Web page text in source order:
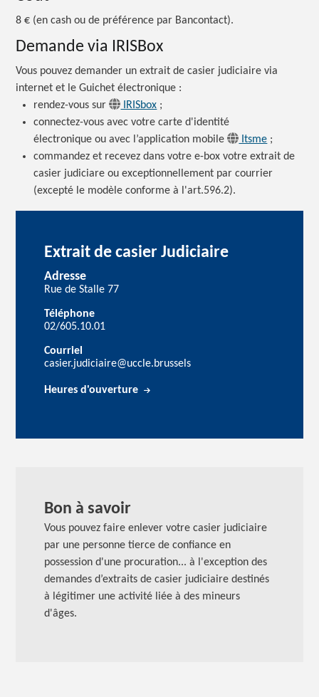
8 € (en cash ou de préférence par Bancontact).
Demande via IRISBox
Vous pouvez demander un extrait de casier judiciaire via
internet et le Guichetélectronique :
rendez-vous sur
IRISbox ;
connectez-vous avec votre carte d'identité
électronique ou avec l’application mobile
Itsme ;
commandez et recevez dans votre e-box votre extrait de
casier judiciare ou exceptionnellement par courrier
(excepté le modèle conforme à l'art.596.2).
Extrait de casier Judiciaire
Adresse
Rue de Stalle 77
Téléphone
02/605.10.01
Courriel
casier.judiciaire@uccle.brussels
Heures d'ouverture
Bon à savoir
Vous pouvez faire enlever votre casier judiciaire
par une personne tierce de confiance en
possession d'une procuration... à l'exception des
demandes d’extraits de casier judiciaire destinés
à légitimer une activité liée à des mineurs
d'âges.